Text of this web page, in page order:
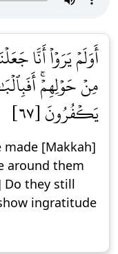
أَوَلَمۡ يَرَوۡاْ أَنَّا
مِنۡ حَوۡلِهِمۡۚ
يَكۡفُرُونَ [٦٧]
made [Makkah]
around them
Do they still
ingratitude